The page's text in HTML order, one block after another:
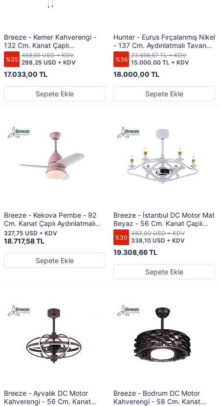
Breeze - Kemer Kahverengi -
132 Cm. Kanat Çaplı
Aydınlatmalı Tavan Vantilatörü
%35
17.033,00 TL
298,25 USD + KDV
458,85 USD + KDV
Sepete Ekle
Hunter - Eurus Fırçalanmış Nikel
- 137 Cm. Aydınlatmalı Tavan
Vantilatörü
%36
18.000,00 TL
15.000,00 TL + KDV
23.656,67 TL + KDV
Sepete Ekle
Breeze - Kekova Pembe - 92
Cm. Kanat Çaplı Aydınlatmalı
Tavan Vantilatörü
18.717,58 TL
327,75 USD + KDV
Sepete Ekle
Breeze - İstanbul DC Motor Mat
Beyaz - 56 Cm. Kanat Çaplı
Aydınlatmalı Tavan Vantilatörü
%30
19.308,66 TL
338,10 USD + KDV
483,00 USD + KDV
Sepete Ekle
Breeze - Ayvalık DC Motor
Kahverengi - 56 Cm. Kanat
Breeze - Bodrum DC Motor
Kahverengi - 58 Cm. Kanat